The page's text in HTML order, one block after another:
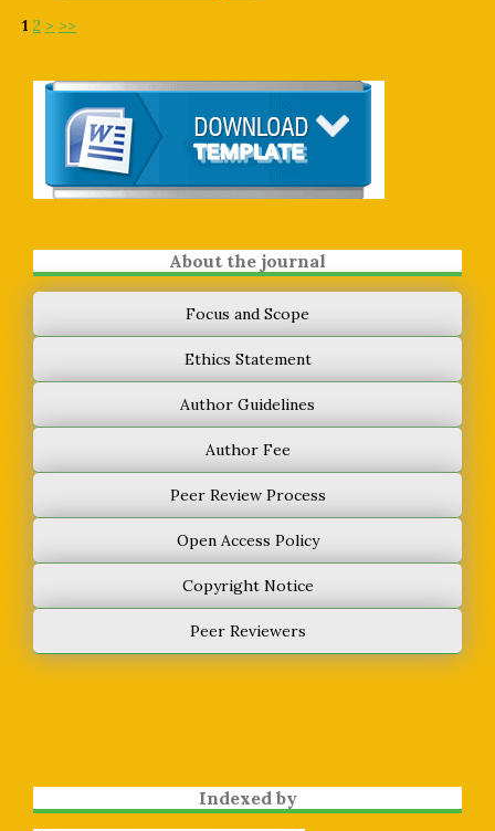
1 2 > >>
About the journal
Focus and Scope
Ethics Statement
Author Guidelines
Author Fee
Peer Review Process
Open Access Policy
Copyright Notice
Peer Reviewers
Indexed by